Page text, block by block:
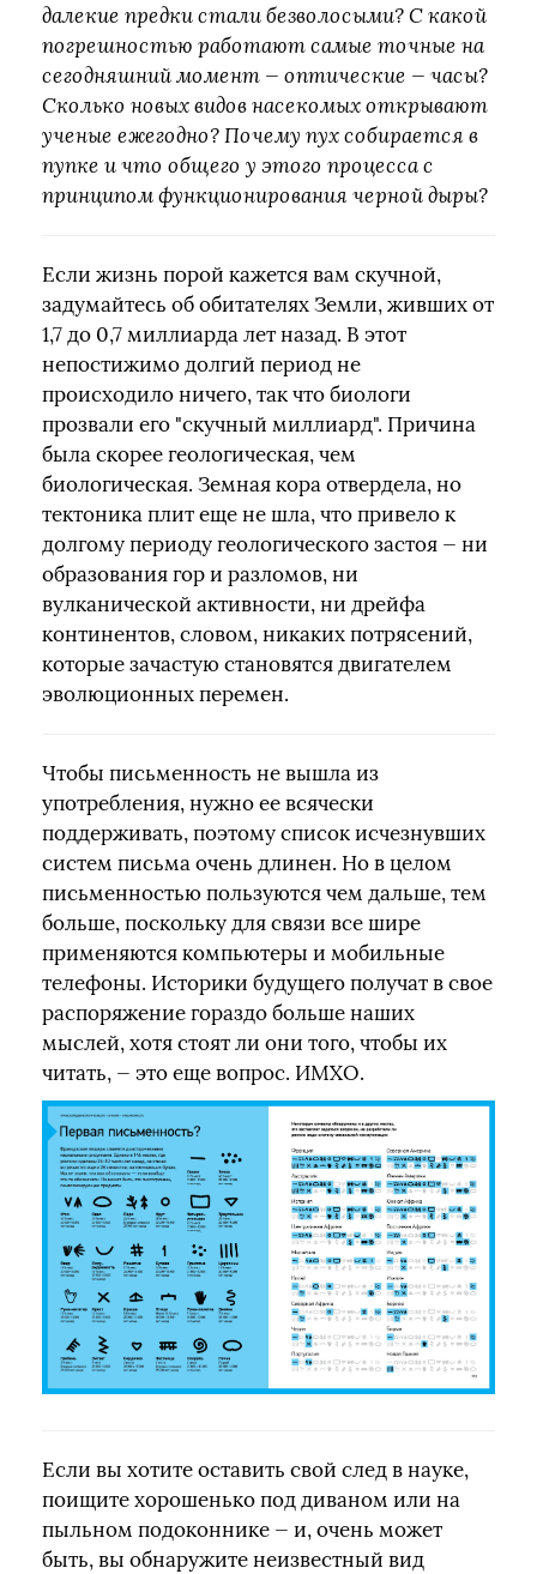
далекие предки стали безволосыми? С какой
погрешностью работают самые точные на
сегодняшний момент — оптические — часы?
Сколько новых видов насекомых открывают
ученые ежегодно? Почему пух собирается в
пупке и что общего у этого процесса с
принципом функционирования черной дыры?
Если жизнь порой кажется вам скучной,
задумайтесь об обитателях Земли, живших от
1,7 до 0,7 миллиарда лет назад. В этот
непостижимо долгий период не
происходило ничего, так что биологи
прозвали его "скучный миллиард". Причина
была скорее геологическая, чем
биологическая. Земная кора отвердела, но
тектоника плит еще не шла, что привело к
долгому периоду геологического застоя — ни
образования гор и разломов, ни
вулканической активности, ни дрейфа
континентов, словом, никаких потрясений,
которые зачастую становятся двигателем
эволюционных перемен.
Чтобы письменность не вышла из
употребления, нужно ее всячески
поддерживать, поэтому список исчезнувших
систем письма очень длинен. Но в целом
письменностью пользуются чем дальше, тем
больше, поскольку для связи все шире
применяются компьютеры и мобильные
телефоны. Историки будущего получат в свое
распоряжение гораздо больше наших
мыслей, хотя стоят ли они того, чтобы их
читать, — это еще вопрос. ИМХО.
Если вы хотите оставить свой след в науке,
поищите хорошенько под диваном или на
пыльном подоконнике — и, очень может
быть, вы обнаружите неизвестный вид